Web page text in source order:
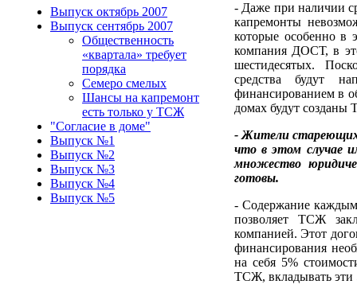
Выпуск октябрь 2007
Выпуск сентябрь 2007
Общественность
«квартала» требует
порядка
Семеро смелых
Шансы на капремонт
есть только у ТСЖ
"Согласие в доме"
Выпуск №1
Выпуск №2
Выпуск №3
Выпуск №4
Выпуск №5
- Даже при наличии
капремонты
которые особенно в
компания ДОСТ, в
шестидесятых.
средства будут
финансированием в
домах будут созданы
- Жители
что в этом случае
множество
готовы.
- Содержание каждым
позволяет ТСЖ
компанией. Этот
финансирования
на себя 5%
ТСЖ, вкладывать эти